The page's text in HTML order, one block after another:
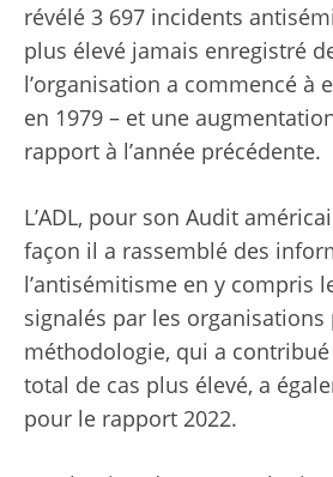
révélé 3 697 incidents
plus élevé jamais enregistré
l’organisation a commencé à
en 1979 – et une
rapport à l’année précédente.
L’ADL, pour son Audit
façon il a rassemblé des
l’antisémitisme en y compris
signalés par les organisations
méthodologie, qui a
total de cas plus élevé, a
pour le rapport 2022.